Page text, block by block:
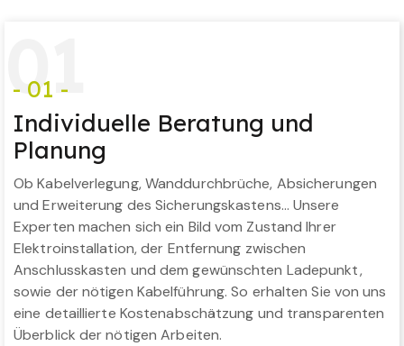
01
- 01 -
Individuelle Beratung und
Planung
Ob Kabelverlegung, Wanddurchbrüche, Absicherungen
und Erweiterung des Sicherungskastens… Unsere
Experten machen sich ein Bild vom Zustand Ihrer
Elektroinstallation, der Entfernung zwischen
Anschlusskasten und dem gewünschten Ladepunkt,
sowie der nötigen Kabelführung. So erhalten Sie von uns
eine detaillierte Kostenabschätzung und transparenten
Überblick der nötigen Arbeiten.